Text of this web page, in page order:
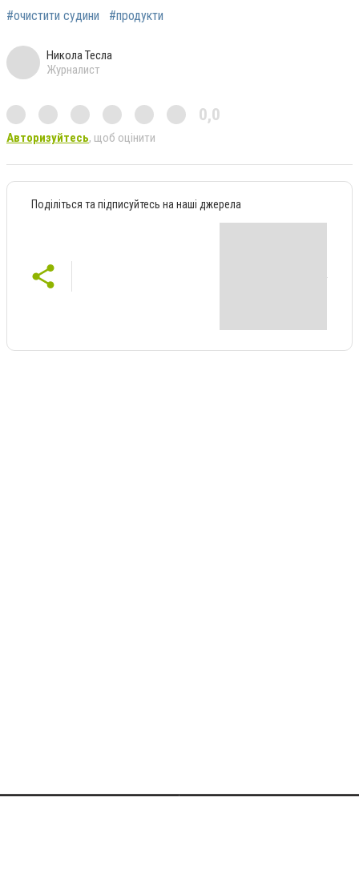
#очистити судини #продукти
Никола Тесла
Журналист
0,0
Авторизуйтесь, щоб оцінити
Поділіться та підписуйтесь на наші джерела